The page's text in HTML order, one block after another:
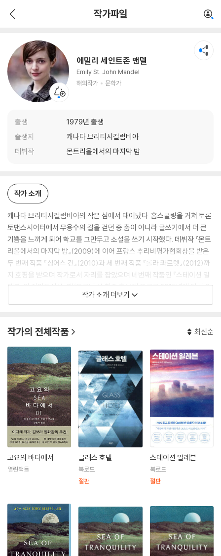
작가파일
에밀리 세인트존 맨델
Emily St. John Mandel
해외작가
문학가
출생
1979년 출생
출생지
캐나다 브리티시컬럼비아
데뷔작
몬트리올에서의 마지막 밤
작가 소개
캐나다 브리티시컬럼비아의 작은 섬에서 태어났다. 홈스쿨링을 거쳐 토론
토댄스시어터에서 무용수의 길을 걷던 중 춤이 아니라 글쓰기에서 더 큰
기쁨을 느끼게 되어 학교를 그만두고 소설을 쓰기 시작했다. 데뷔작 『몬트
리올에서의 마지막 밤』(2009)에 이어 프랑스 추리비평가협회상을 받은
두 번째 작품 『싱어스 건』(2010)과 세 번째 작품 『롤라 콰르텟』(2012)까
지 호평을 받으며 작가로서 자리를 잡았으며 네번째 작품인 『스테이션 일
레븐』이 전미도서상, 펜/포크너 상 최종 후보에 오르고 2015년에 아서 C.
클라크 상을 수상하면서, 영미 문학의 기대주를 넘어 대가로 자리매김했
『고요의 바다(Sea of Tranquility)』다.
그녀의 또 다른 대표작이 될 야심작 『글래스 호텔』은 2008년 미국 사회를
충격에 빠뜨렸던 사상 최대 폰지사기 사건을 다룬 소설이다. 버락 오바마
전 미국 대통령이 2020년에 가장 감명 깊게 읽은 책으로 알려지면서 큰 화
제가 되기도 했으며, 무수한 독자들로부터 거짓의 세계에서 기만의 세월을
보내는 현대인들이 반드시 읽어야 할 훌륭한 문학작품이라는 찬사를 받았
다. 에밀리 세인트존 맨델 특유의 감정을 뒤흔드는 섬세한 문장과 서정적
인 묘사가 빛나는 이 소설은 미스터리, 스릴러, SF 등 장르적 요소의 차용
과 함께 서사는 물론 사람과 사물의 관계를 해체하고 재조합하는 모자이크
기법을 활용하여 작가 자신만의 리얼리즘을 정의한다. 그리하여 거대한 비
극 앞에서 송두리째 바뀐 생의 조각들, 즉 사건과 관계된 이들이 겪는 삶의
비극을 역설적으로 아름답게 그려내고 있다.
작가 소개 더보기
작가의 전체작품 최신순
고요의 바다에서
열린책들
글래스 호텔
북로드
절판
스테이션 일레븐
북로드
절판